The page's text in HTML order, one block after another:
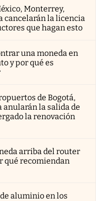
Monterrey,
cancelarán la licencia
que hagan esto
una moneda en
y por qué es
de Bogotá,
la salida de
la renovación
arriba del router
qué recomiendan
aluminio en los